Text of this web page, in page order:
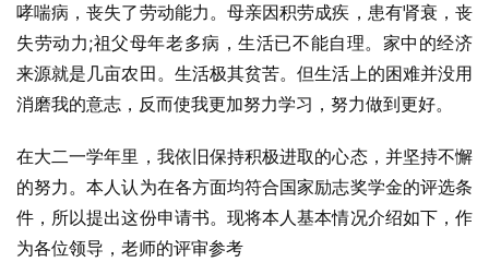
哮喘病，丧失了劳动能力。母亲因积劳成疾，患有肾衰，丧
失劳动力;祖父母年老多病，生活已不能自理。家中的经济
来源就是几亩农田。生活极其贫苦。但生活上的困难并没用
消磨我的意志，反而使我更加努力学习，努力做到更好。
在大二一学年里，我依旧保持积极进取的心态，并坚持不懈
的努力。本人认为在各方面均符合国家励志奖学金的评选条
件，所以提出这份申请书。现将本人基本情况介绍如下，作
为各位领导，老师的评审参考